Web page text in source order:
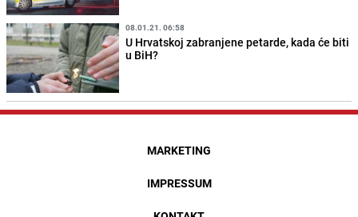
08.01.21. 06:58
U Hrvatskoj zabranjene petarde, kada će biti
u BiH?
MARKETING
IMPRESSUM